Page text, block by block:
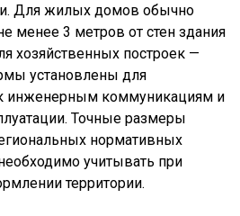
Для жилых домов обычно
менее 3 метров от стен здания
хозяйственных построек —
установлены для
инженерным коммуникациям и
Точные размеры
нормативных
учитывать при
территории.